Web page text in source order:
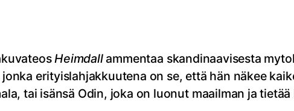
Heimdallammentaa skandinaavisesta
erityislahjakkuutena on se, että hän näkee
tai isänsä Odin, joka on luonut maailman ja tietää